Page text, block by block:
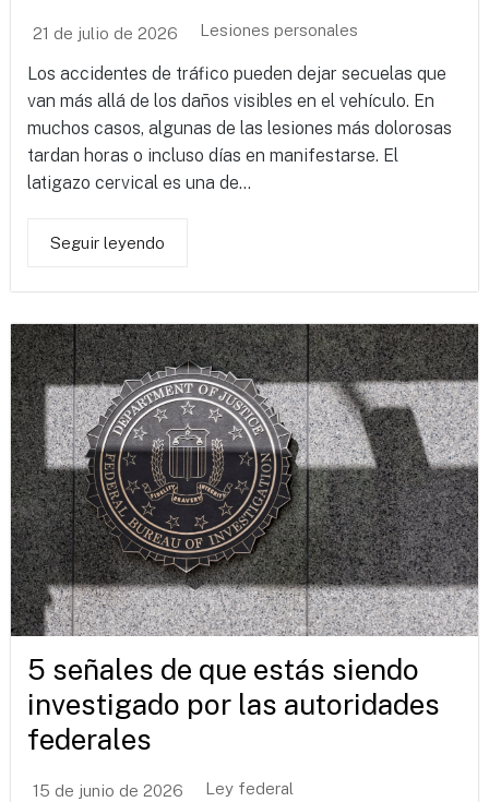
21 de julio de 2026 Lesiones personales
Los accidentes de tráfico pueden dejar secuelas que
van más allá de los daños visibles en el vehículo. En
muchos casos, algunas de las lesiones más dolorosas
tardan horas o incluso días en manifestarse. El
latigazo cervical es una de...
Seguir leyendo
5 señales de que estás siendo
investigado por las autoridades
federales
15 de junio de 2026 Ley federal